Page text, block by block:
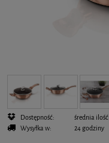
Dostępność:
średnia ilość
Wysyłka w:
24 godziny